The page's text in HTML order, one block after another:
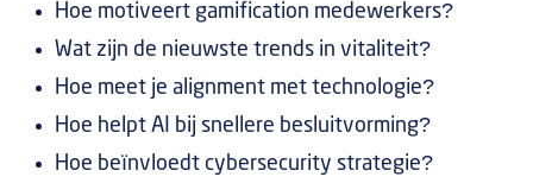
Hoe motiveert gamification medewerkers?
Wat zijn de nieuwste trends in vitaliteit?
Hoe meet je alignment met technologie?
Hoe helpt AI bij snellere besluitvorming?
Hoe beïnvloedt cybersecurity strategie?